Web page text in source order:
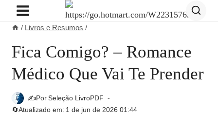
Pular
Conteúdo
/ Livros e Resumos /
Fica Comigo? – Romance
Médico Que Vai Te Prender
✍️PorSeleção LivroPDF
🔄Atualizado em: 1 de jun de 2026 01:44